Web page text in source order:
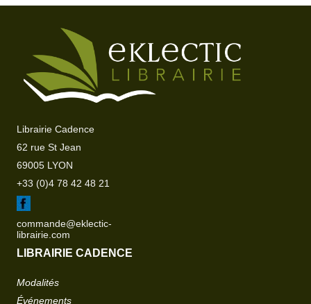
Librairie Cadence
62 rue St Jean
69005 LYON
+33 (0)4 78 42 48 21
commande@eklectic-
librairie.com
LIBRAIRIE CADENCE
Modalités
Événements